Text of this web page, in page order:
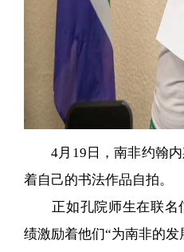
4月19日，南非约翰
着自己的书法作品自拍。
正如孔院师生在联名
绩激励着他们“为南非的发